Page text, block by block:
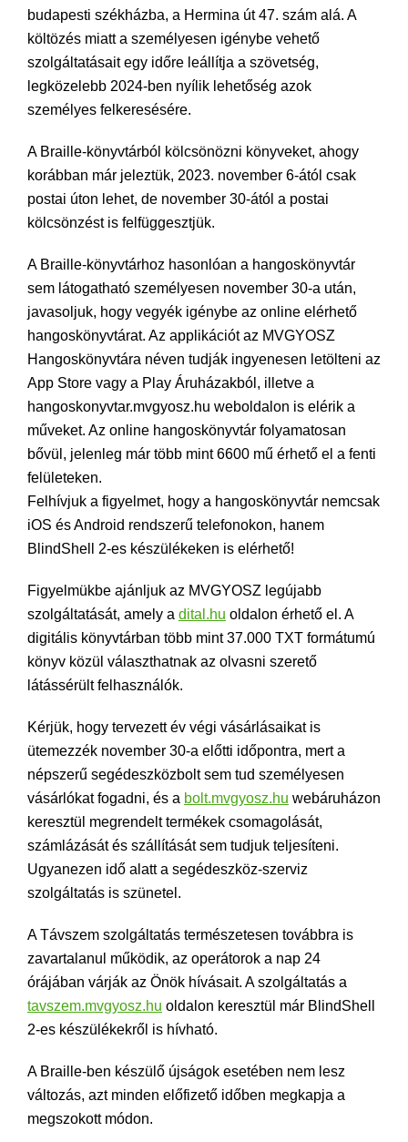
budapesti székházba, a Hermina út 47. szám alá. A
költözés miatt a személyesen igénybe vehető
szolgáltatásait egy időre leállítja a szövetség,
legközelebb 2024-ben nyílik lehetőség azok
személyes felkeresésére.
A Braille-könyvtárból kölcsönözni könyveket, ahogy
korábban már jeleztük, 2023. november 6-ától csak
postai úton lehet, de november 30-ától a postai
kölcsönzést is felfüggesztjük.
A Braille-könyvtárhoz hasonlóan a hangoskönyvtár
sem látogatható személyesen november 30-a után,
javasoljuk, hogy vegyék igénybe az online elérhető
hangoskönyvtárat. Az applikációt az MVGYOSZ
Hangoskönyvtára néven tudják ingyenesen letölteni az
App Store vagy a Play Áruházakból, illetve a
hangoskonyvtar.mvgyosz.hu weboldalon is elérik a
műveket. Az online hangoskönyvtár folyamatosan
bővül, jelenleg már több mint 6600 mű érhető el a fenti
felületeken.
Felhívjuk a figyelmet, hogy a hangoskönyvtár nemcsak
iOS és Android rendszerű telefonokon, hanem
BlindShell 2-es készülékeken is elérhető!
Figyelmükbe ajánljuk az MVGYOSZ legújabb
szolgáltatását, amely a dital.hu oldalon érhető el. A
digitális könyvtárban több mint 37.000 TXT formátumú
könyv közül választhatnak az olvasni szerető
látássérült felhasználók.
Kérjük, hogy tervezett év végi vásárlásaikat is
ütemezzék november 30-a előtti időpontra, mert a
népszerű segédeszközbolt sem tud személyesen
vásárlókat fogadni, és a bolt.mvgyosz.hu webáruházon
keresztül megrendelt termékek csomagolását,
számlázását és szállítását sem tudjuk teljesíteni.
Ugyanezen idő alatt a segédeszköz-szerviz
szolgáltatás is szünetel.
A Távszem szolgáltatás természetesen továbbra is
zavartalanul működik, az operátorok a nap 24
órájában várják az Önök hívásait. A szolgáltatás a
tavszem.mvgyosz.hu oldalon keresztül már BlindShell
2-es készülékekről is hívható.
A Braille-ben készülő újságok esetében nem lesz
változás, azt minden előfizető időben megkapja a
megszokott módon.